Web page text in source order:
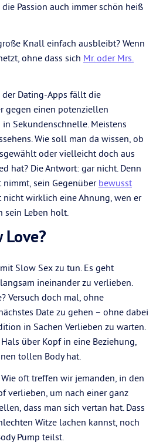
Passion auch immer schön heiß
Knall einfach ausbleibt? Wenn
ohne dass sich Mr. oder Mrs.
der Dating-Apps fällt die
gegen einen potenziellen
Sekundenschnelle. Meistens
Wie soll man da wissen, ob
oder vielleicht doch aus
hat? Die Antwort: gar nicht. Denn
sein Gegenüber bewusst
nicht wirklich eine Ahnung, wen er
sein Leben holt.
Love?
Slow Sex zu tun. Es geht
ineinander zu verlieben.
Versuch doch mal, ohne
Date zu gehen – ohne dabei
in Sachen Verlieben zu warten.
über Kopf in eine Beziehung,
tollen Body hat.
oft treffen wir jemanden, in den
verlieben, um nach einer ganz
dass man sich vertan hat. Dass
Witze lachen kannst, noch
Pump teilst.